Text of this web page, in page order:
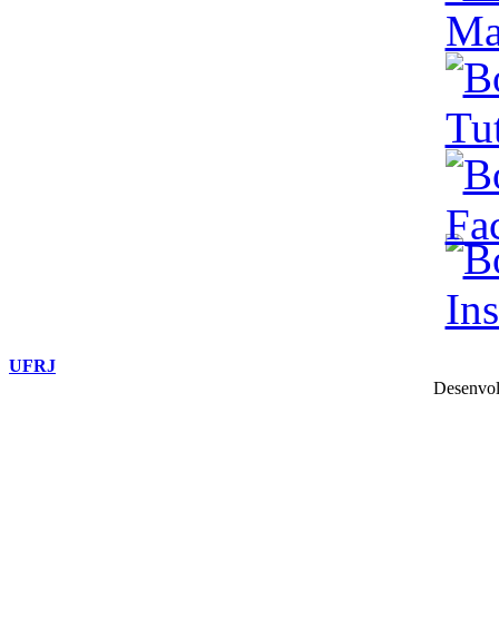
UFRJ